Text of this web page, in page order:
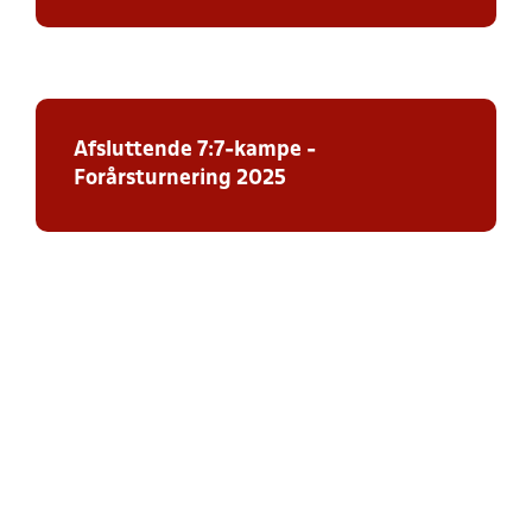
Afsluttende 7:7-kampe -
Forårsturnering 2025